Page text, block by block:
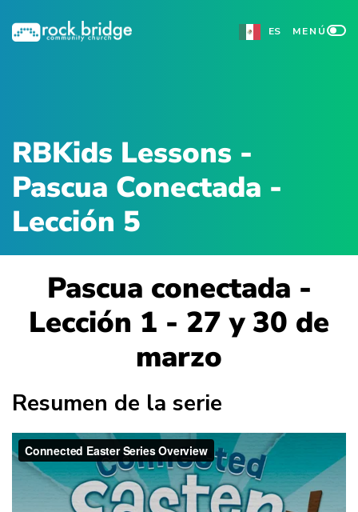
ES MENÚ
RBKids Lessons -
Pascua Conectada -
Lección 5
Pascua conectada -
Lección 1 - 27 y 30 de
marzo
Resumen de la serie